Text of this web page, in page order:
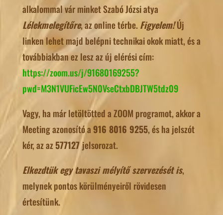
alkalommal vár minket Szabó Józsi atya
Lélekmelegítőre, az online térbe.Figyelem!Új
linken lehet majd belépni technikai okok miatt, és a
továbbiakban ez lesz az új elérési cím:
https://zoom.us/j/91680169255?
pwd=M3N1VUFicEw5N0VseCtxbDBJTW5tdz09
Vagy, ha már letöltötted a ZOOM programot, akkor a
Meeting azonosító a916 8016 9255, és ha jelszót
kér, az az577127jelsorozat.
Elkezdtük egy tavaszi mélyítő szervezését is,
melynek pontos körülményeiről rövidesen
értesítünk.